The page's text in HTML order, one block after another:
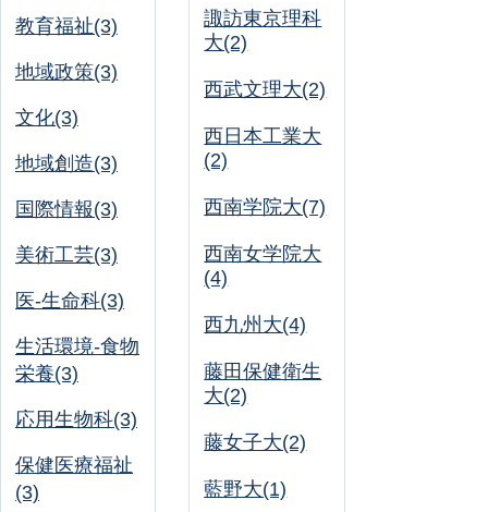
教育福祉(3)
地域政策(3)
文化(3)
地域創造(3)
国際情報(3)
美術工芸(3)
医-生命科(3)
生活環境-食物
栄養(3)
応用生物科(3)
保健医療福祉
(3)
諏訪東京理科
大(2)
西武文理大(2)
西日本工業大
(2)
西南学院大(7)
西南女学院大
(4)
西九州大(4)
藤田保健衛生
大(2)
藤女子大(2)
藍野大(1)